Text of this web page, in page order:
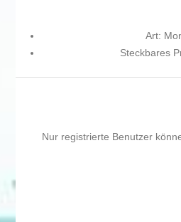
Art:
Steckbares
Nur registrierte Benutzer